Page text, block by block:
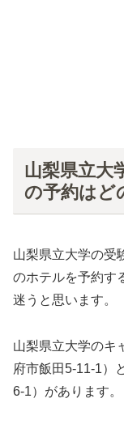
山梨県立大
の予約はど
山梨県立大学の受
のホテルを予約す
迷うと思います。
山梨県立大学のキ
府市飯田5-11-1）
6-1）があります。